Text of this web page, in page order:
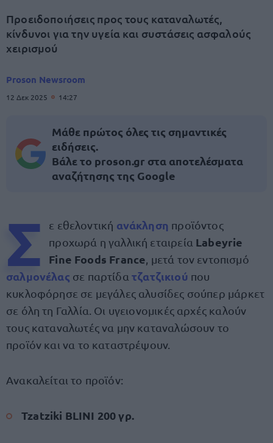
Προειδοποιήσεις προς τους καταναλωτές,
κίνδυνοι για την υγεία και συστάσεις ασφαλούς
χειρισμού
Proson Newsroom
12 Δεκ 2025 14:27
Μάθε πρώτος όλες τις σημαντικές
ειδήσεις.
Βάλε το proson.gr στα αποτελέσματα
αναζήτησης της Google
Σ ε εθελοντική ανάκληση προϊόντος
προχωρά η γαλλική εταιρεία Labeyrie
Fine Foods France , μετά τον εντοπισμό
σαλμονέλας σε παρτίδα τζατζικιού που
κυκλοφόρησε σε μεγάλες αλυσίδες σούπερ μάρκετ
σε όλη τη Γαλλία. Οι υγειονομικές αρχές καλούν
τους καταναλωτές να μην καταναλώσουν το
προϊόν και να το καταστρέψουν.
Ανακαλείται το προϊόν:
Tzatziki BLINI 200 γρ.